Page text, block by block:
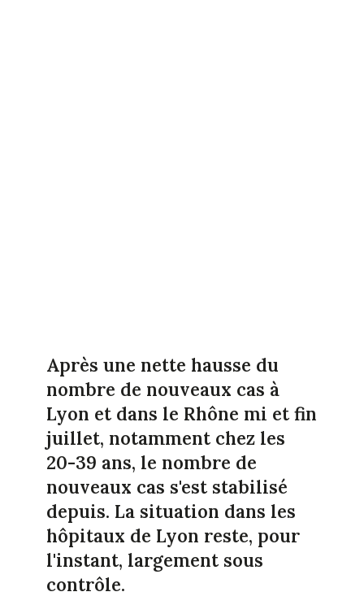
Après une nette hausse du
nombre de nouveaux cas à
Lyon et dans le Rhône mi et fin
juillet, notamment chez les
20-39 ans, le nombre de
nouveaux cas s'est stabilisé
depuis. La situation dans les
hôpitaux de Lyon reste, pour
l'instant, largement sous
contrôle.